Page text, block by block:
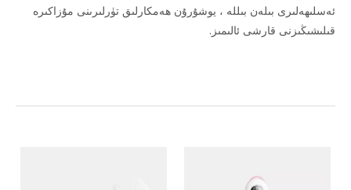
ئەسلىھەلىرى بىلەن بىللە ، يوشۇرۇن ھەمكارلىق تۈرلىرىنى مۇزاكىرە
قىلىشىڭىزنى قارشى ئالىمىز.